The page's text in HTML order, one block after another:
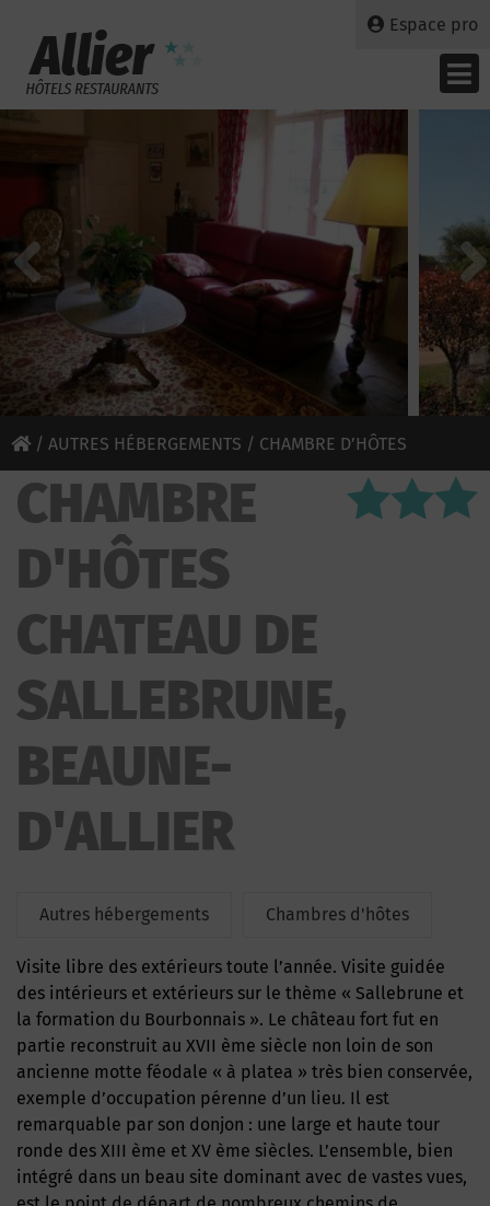
Espace pro
/ AUTRES HÉBERGEMENTS / CHAMBRE D’HÔTES
CHATEAU DE SALLEBRUNE
CHAMBRE
D'HÔTES
CHATEAU DE
SALLEBRUNE,
BEAUNE-
D'ALLIER
Autres hébergements Chambres d'hôtes
Visite libre des extérieurs toute l’année. Visite guidée
des intérieurs et extérieurs sur le thème « Sallebrune et
la formation du Bourbonnais ». Le château fort fut en
partie reconstruit au XVII ème siècle non loin de son
ancienne motte féodale « à platea » très bien conservée,
exemple d’occupation pérenne d’un lieu. Il est
remarquable par son donjon : une large et haute tour
ronde des XIII ème et XV ème siècles. L’ensemble, bien
intégré dans un beau site dominant avec de vastes vues,